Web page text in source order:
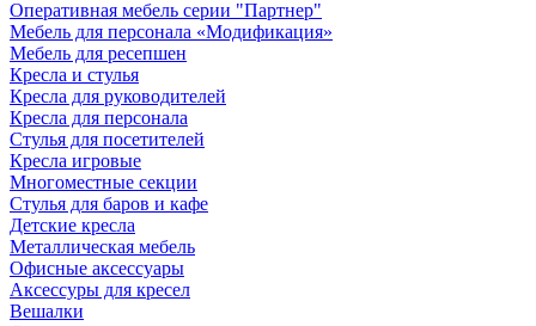
Оперативная мебель серии "Партнер"
Мебель для персонала «Модификация»
Мебель для ресепшен
Кресла и стулья
Кресла для руководителей
Кресла для персонала
Стулья для посетителей
Кресла игровые
Многоместные секции
Стулья для баров и кафе
Детские кресла
Металлическая мебель
Офисные аксессуары
Аксессуры для кресел
Вешалки